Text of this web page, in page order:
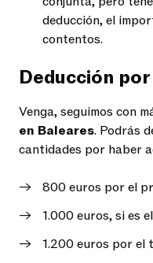
deducción, el
contentos.
Deducción
Venga, seguimos con
en Baleares. Podrás
cantidades por haber
800 euros por el
1.000 euros, si es
1.200 euros por el